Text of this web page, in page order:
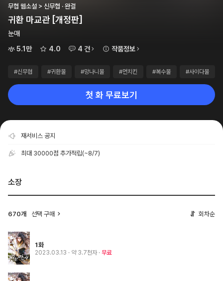
무협 웹소설 > 신무협 · 완결
귀환 마교관 [개정판]
눈매
5.1만
4.0 4 건 작품정보
#신무협 #귀환물 #망나니물 #먼치킨 #복수물 #사이다물
첫 화 무료보기
재서비스 공지
최대 30000점 추가적립(~8/7)
소장
670개 선택 구매 회차순
1화
2023.03.13 · 약 3.7천자 무료